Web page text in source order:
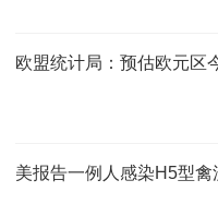
欧盟统计局：预估欧元区
美报告一例人感染H5型禽